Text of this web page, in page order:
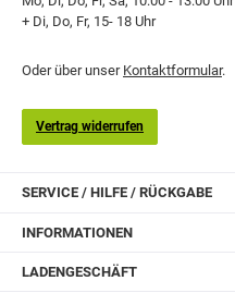
+ Di, Do, Fr, 15- 18 Uhr
Oder über unser Kontaktformular.
Vertrag widerrufen
SERVICE / HILFE / RÜCKGABE
INFORMATIONEN
LADENGESCHÄFT